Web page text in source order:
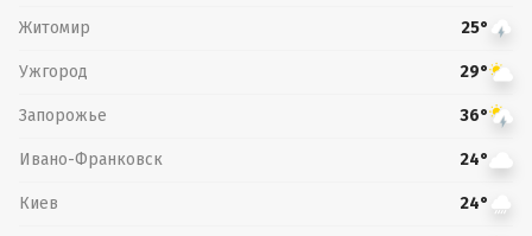
Житомир 25°
Ужгород 29°
Запорожье 36°
Ивано-Франковск 24°
Киев 24°